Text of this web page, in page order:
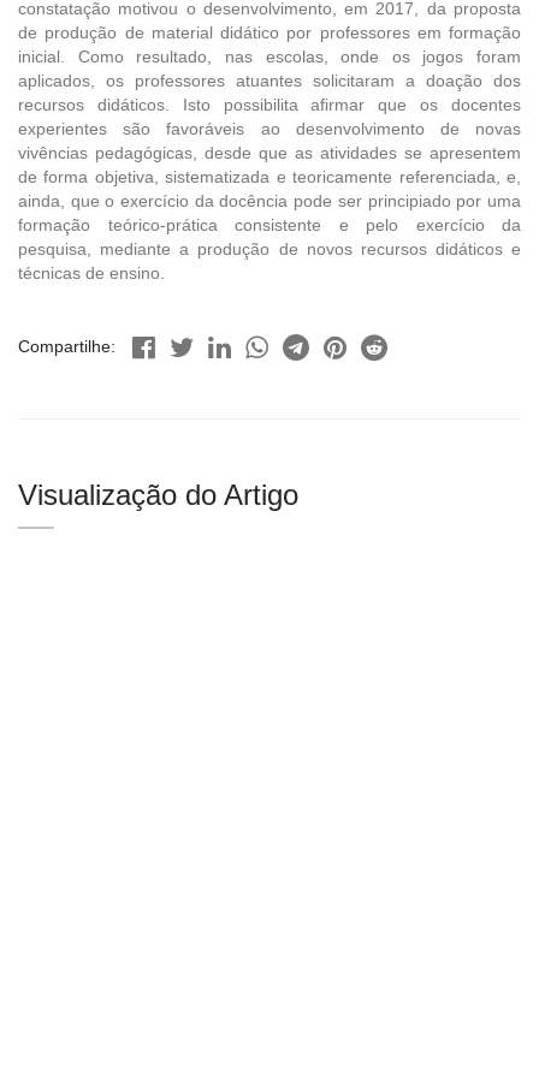
constatação motivou o desenvolvimento, em 2017, da proposta
de produção de material didático por professores em formação
inicial. Como resultado, nas escolas, onde os jogos foram
aplicados, os professores atuantes solicitaram a doação dos
recursos didáticos. Isto possibilita afirmar que os docentes
experientes são favoráveis ao desenvolvimento de novas
vivências pedagógicas, desde que as atividades se apresentem
de forma objetiva, sistematizada e teoricamente referenciada, e,
ainda, que o exercício da docência pode ser principiado por uma
formação teórico-prática consistente e pelo exercício da
pesquisa, mediante a produção de novos recursos didáticos e
técnicas de ensino.
Compartilhe:
Visualização do Artigo